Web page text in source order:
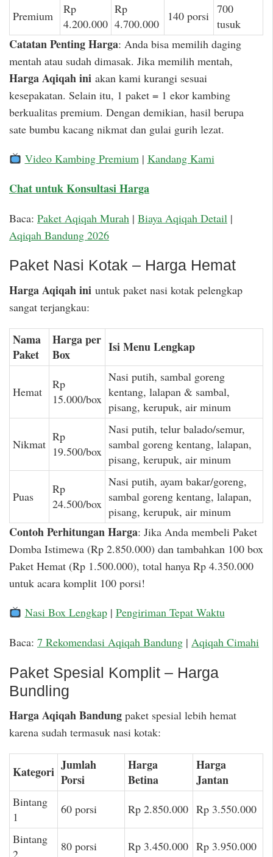
Premium
Rp
4.200.000
Rp
4.700.000
140 porsi 700
tusuk
Catatan Penting Harga: Anda bisa memilih daging
mentah atau sudah dimasak. Jika memilih mentah,
Harga Aqiqah ini akan kami kurangi sesuai
kesepakatan. Selain itu, 1 paket = 1 ekor kambing
berkualitas premium. Dengan demikian, hasil berupa
sate bumbu kacang nikmat dan gulai gurih lezat.
Video Kambing Premium| Kandang Kami
Chat untuk Konsultasi Harga
Baca: Paket Aqiqah Murah | Biaya Aqiqah Detail |
Aqiqah Bandung 2026
Paket Nasi Kotak – Harga Hemat
Harga Aqiqah ini untuk paket nasi kotak pelengkap
sangat terjangkau:
Nama
Paket
Harga per
Box
Isi Menu Lengkap
Hemat
Rp
15.000/box
Nasi putih, sambal goreng
kentang, lalapan & sambal,
pisang, kerupuk, air minum
Nikmat
Rp
19.500/box
Nasi putih, telur balado/semur,
sambal goreng kentang, lalapan,
pisang, kerupuk, air minum
Puas
Rp
24.500/box
Nasi putih, ayam bakar/goreng,
sambal goreng kentang, lalapan,
pisang, kerupuk, air minum
Contoh Perhitungan Harga: Jika Anda membeli Paket
Domba Istimewa (Rp 2.850.000) dan tambahkan 100 box
Paket Hemat (Rp 1.500.000), total hanya Rp 4.350.000
untuk acara komplit 100 porsi!
Nasi Box Lengkap| Pengiriman Tepat Waktu
Baca: 7 Rekomendasi Aqiqah Bandung | Aqiqah Cimahi
Paket Spesial Komplit – Harga
Bundling
Harga Aqiqah Bandung paket spesial lebih hemat
karena sudah termasuk nasi kotak:
Kategori Jumlah
Porsi
Harga
Betina
Harga
Jantan
Bintang
1
60 porsi Rp 2.850.000 Rp 3.550.000
Bintang
2
80 porsi Rp 3.450.000 Rp 3.950.000